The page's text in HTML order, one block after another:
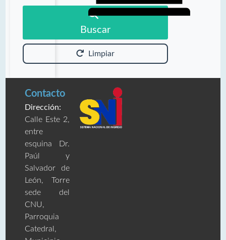
Buscar
Limpiar
Contacto
Dirección:
Calle Este 2,
entre
esquina Dr.
Paúl y
Salvador de
León, Torre
sede del
CNU,
Parroquia
Catedral,